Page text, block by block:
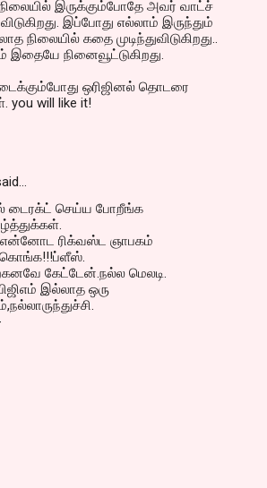
இருக்கும்போதே அவர் வாட்ச்
இப்போது எல்லாம் இருந்தும்
நிலையில் கதை முடிந்துவிடுகிறது..
இதையே நினைவூட்டுகிறது.
ஒரிஜினல் தொடரை
you will like it!
டைரக்ட் செய்ய போறீங்க
என்னோட ரிக்வஸ்ட ஞாபகம்
கேட்டேன்.நல்ல மெலடி.
இல்லாத ஒரு